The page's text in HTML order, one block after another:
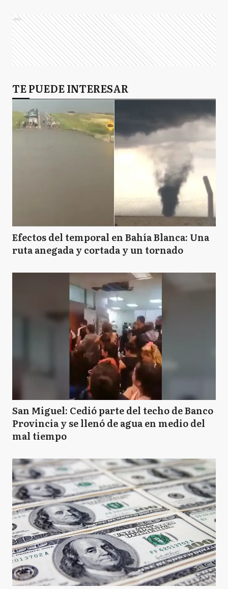
Ads
TE PUEDE INTERESAR
Efectos del temporal en Bahía Blanca: Una
ruta anegada y cortada y un tornado
San Miguel: Cedió parte del techo de Banco
Provincia y se llenó de agua en medio del
mal tiempo